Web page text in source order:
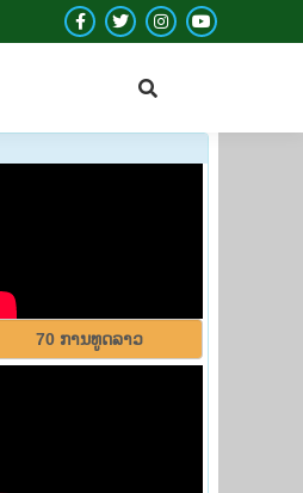
Facebook
in
new
Twitter
opens
in
new
Instagram
in
new
YouTube
in
new
70 ການ​ທູດ​ລາວ